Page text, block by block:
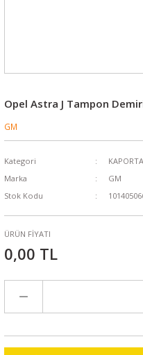
Opel Astra J Tampon
GM
Kategori
Marka
GM
Stok Kodu
ÜRÜN FİYATI
0,00 TL